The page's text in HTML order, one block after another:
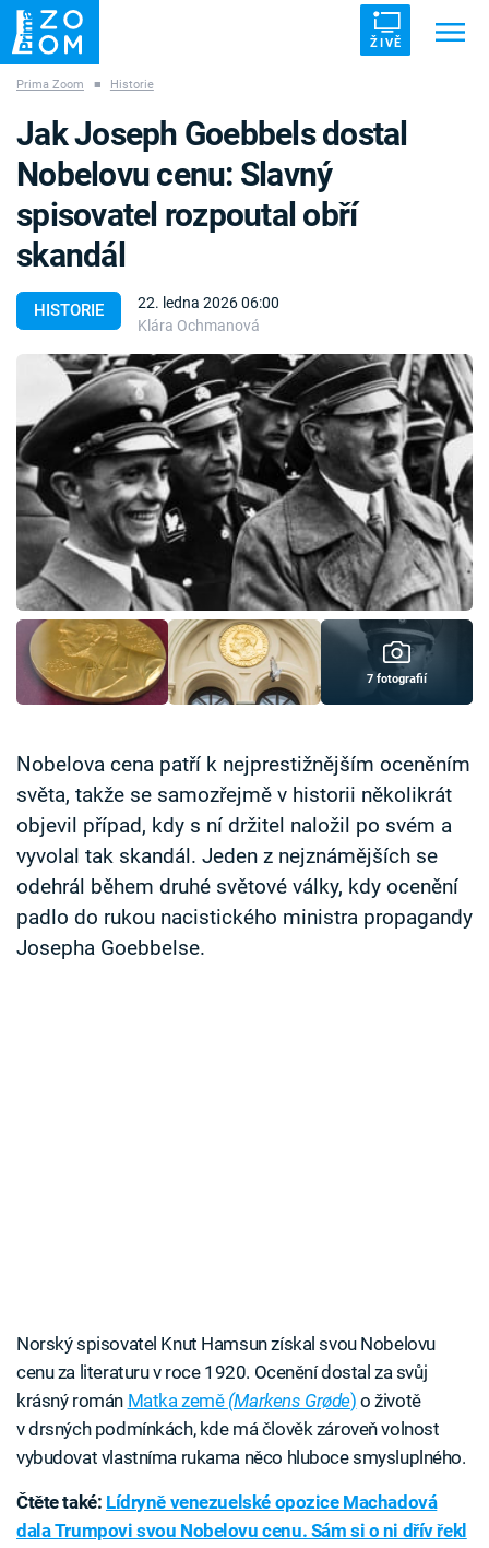
ŽIVĚ
ZÁHADY VETŘELCI DÁVNOVĚKU
Témata
Témata
Pořady
TV Program
Časopis
Sledujte prima+
Přihlášení
Prima Zoom ■ Historie
HISTORIE
22. ledna 2026 06:00
Klára Ochmanová
Jak Joseph Goebbels dostal
Nobelovu cenu: Slavný
spisovatel rozpoutal obří
skandál
7 fotografií
Nobelova cena patří k nejprestižnějším oceněním
světa, takže se samozřejmě v historii několikrát
objevil případ, kdy s ní držitel naložil po svém a
vyvolal tak skandál. Jeden z nejznámějších se
odehrál během druhé světové války, kdy ocenění
padlo do rukou nacistického ministra propagandy
Josepha Goebbelse.
Norský spisovatel Knut Hamsun získal svou Nobelovu
cenu za literaturu v roce 1920. Ocenění dostal za svůj
krásný román Matka země (Markens Grøde) o životě
v drsných podmínkách, kde má člověk zároveň volnost
vybudovat vlastníma rukama něco hluboce smysluplného.
Čtěte také: Lídryně venezuelské opozice Machadová
dala Trumpovi svou Nobelovu cenu. Sám si o ni dřív řekl